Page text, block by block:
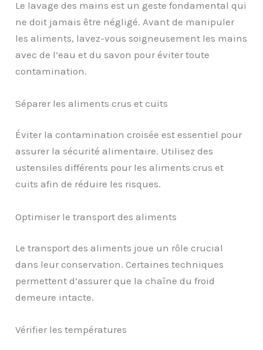
Le lavage des mains est un geste fondamental qui
ne doit jamais être négligé. Avant de manipuler
les aliments, lavez-vous soigneusement les mains
avec de l’eau et du savon pour éviter toute
contamination.
Séparer les aliments crus et cuits
Éviter la contamination croisée est essentiel pour
assurer la sécurité alimentaire. Utilisez des
ustensiles différents pour les aliments crus et
cuits afin de réduire les risques.
Optimiser le transport des aliments
Le transport des aliments joue un rôle crucial
dans leur conservation. Certaines techniques
permettent d’assurer que la chaîne du froid
demeure intacte.
Vérifier les températures